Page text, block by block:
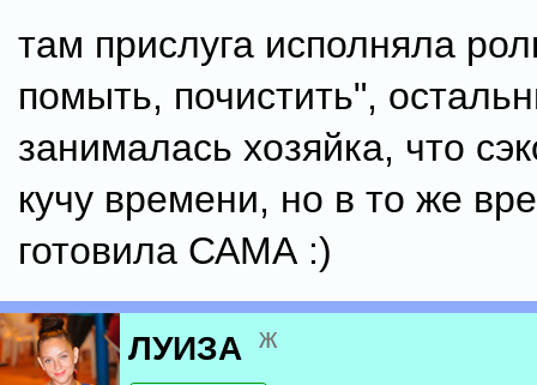
там прислуга исполняла
помыть, почистить",
занималась хозяйка, что
кучу времени, но в то же
готовила САМА :)
ЛУИЗА ж